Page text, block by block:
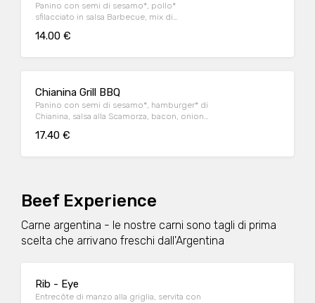
Panino con semi di sesamo*, pollo*
sfilacciato in salsa Barbecue, mix di
insalata iceberg
14.00 €
Chianina Grill BBQ
Panino con semi di sesamo*, hamburger* di
Chianina, salsa alla Scamorza, bacon, onion
17.40 €
Beef Experience
Carne argentina - le nostre carni sono tagli di prima
scelta che arrivano freschi dall'Argentina
Rib - Eye
Entrecôte di manzo alla griglia, servita con